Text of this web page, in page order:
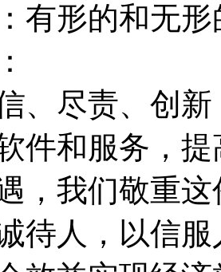
有形的和无
、尽责、创新
件和服务，
，我们敬重
待人，以信